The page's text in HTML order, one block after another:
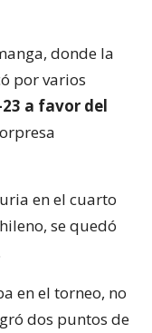
donde la
por varios
a favor del
en el cuarto
se quedó
en el torneo, no
dos puntos de